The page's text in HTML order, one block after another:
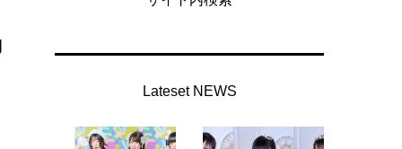
Lateset NEWS